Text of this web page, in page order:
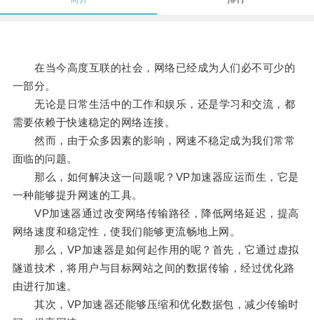
在当今高度互联的社会，网络已经成为人们必不可少的
一部分。
无论是日常生活中的工作和娱乐，还是学习和交流，都
需要依赖于快速稳定的网络连接。
然而，由于众多因素的影响，网速不稳定成为我们常常
面临的问题。
那么，如何解决这一问题呢？VP加速器应运而生，它是
一种能够提升网速的工具。
VP加速器通过改变网络传输路径，降低网络延迟，提高
网络速度和稳定性，使我们能够更流畅地上网。
那么，VP加速器是如何起作用的呢？首先，它通过虚拟
隧道技术，将用户与目标网站之间的数据传输，经过优化路
由进行加速。
其次，VP加速器还能够压缩和优化数据包，减少传输时